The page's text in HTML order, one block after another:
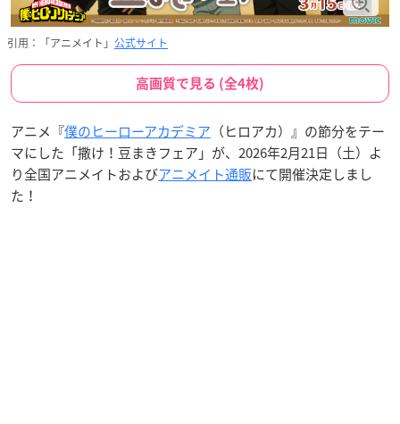
引用：「アニメイト」 公式サイト
高画質で見る (全4枚)
アニメ『僕のヒーローアカデミア （ヒロアカ）』の節分をテー
マにした「撒け！豆まきフェア」が、2026年2月21日（土）よ
り全国アニメイトおよびアニメイト通販にて開催決定しまし
た！